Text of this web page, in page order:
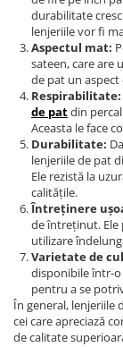
durabilitate
lenjeriile vor fi
Aspectul mat:
sateen, care are
de pat un aspect
Respirabilitate:
de patdin
Aceasta le face
Durabilitate:
lenjeriile de pat
Ele rezistă la
calitățile.
Întreținere
de întreținut. Ele
utilizare
Varietate de
disponibile într-
pentru a se
În general, lenjeriile
cei care apreciază
de calitate